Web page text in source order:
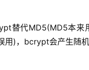
替代MD5(MD5本来
用)，bcrypt会产生随